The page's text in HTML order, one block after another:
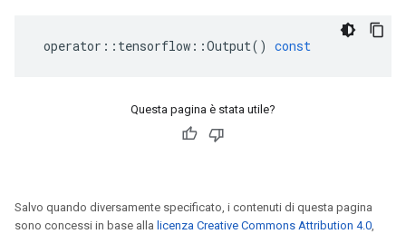
operator :: tensorflow ::Output() const
Questa pagina è stata utile?
Salvo quando diversamente specificato, i contenuti di questa pagina
sono concessi in base alla licenza Creative Commons Attribution 4.0,